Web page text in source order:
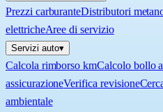
Prezzi carburanteDistributori
elettricheAree di servizio
Servizi auto▾
Calcola rimborso kmCalcolo bollo
assicurazioneVerifica revisione
ambientale